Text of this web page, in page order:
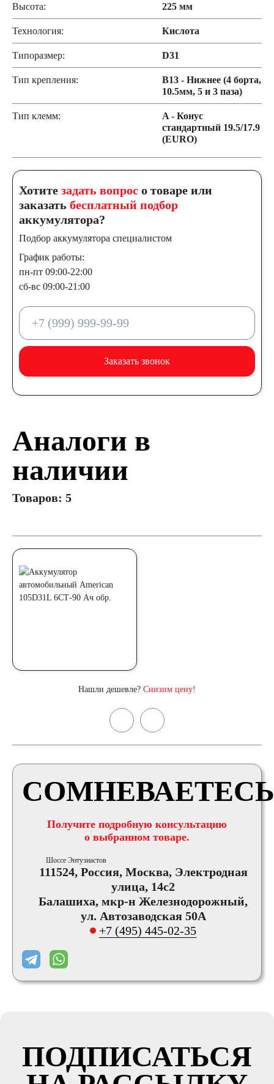
Высота: 225 мм
Технология: Кислота
Типоразмер: D31
Тип крепления:
B13 - Нижнее (4 борта,
10.5мм, 5 и 3 паза)
Тип клемм:
A - Конус
стандартный 19.5/17.9
(EURO)
Хотите задать вопрос о товаре или
заказать бесплатный подбор
аккумулятора?
Подбор аккумулятора специалистом
График работы:
пн-пт 09:00-22:00
сб-вс 09:00-21:00
Заказать звонок
Аналоги в
наличии
Товаров: 5
Нашли дешевле? Снизим цену!
Получите подробную консультацию
о выбранном товаре.
Шоссе Энтузиастов
111524, Россия, Москва, Электродная
улица, 14с2
Балашиха, мкр-н Железнодорожный,
ул. Автозаводская 50А
+7 (495) 445-02-35
ПОДПИСАТЬСЯ